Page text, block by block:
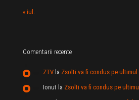
« iul.
Comentarii recente
ZTV la Zsolti va fi condus pe ultimul
Ionut la Zsolti va fi condus pe